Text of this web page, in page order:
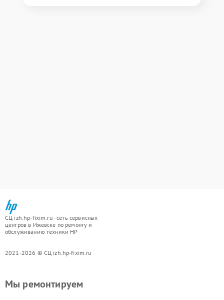
СЦ izh.hp-fixim.ru - сеть сервисных
центров в Ижевске по ремонту и
обслуживанию техники HP
2021-2026 © СЦ izh.hp-fixim.ru
Мы ремонтируем